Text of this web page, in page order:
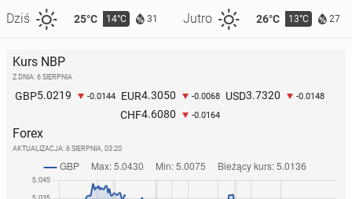
Dziś 25°C 14°C 31 Jutro 26°C 13°C 27
Kurs NBP
Z DNIA: 6 SIERPNIA
GBP5.0219 -0.0144 EUR4.3050 -0.0068 USD3.7320 -0.0148
CHF4.6080 -0.0164
Forex
AKTUALIZACJA: 6 SIERPNIA, 03:20